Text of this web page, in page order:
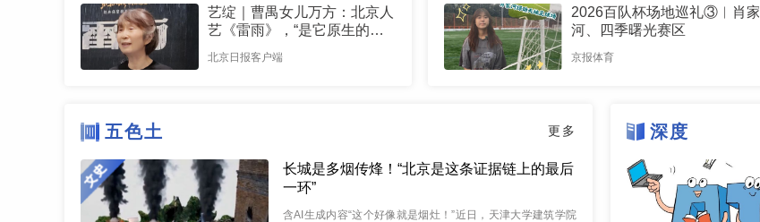
艺绽｜曹禺女儿万方：北京人
艺《雷雨》，“是它原生的样
北京日报客户端
2026百队杯场地巡礼③︱肖家
河、四季曙光赛区
京报体育
五色土 更多
长城是多烟传烽！“北京是这条证据链上的最后
一环”
含AI生成内容“这个好像就是烟灶！”近日，天津大学建筑学院
深度